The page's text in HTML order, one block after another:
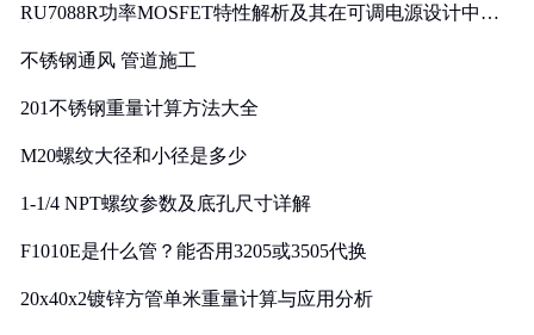
RU7088R功率MOSFET特性解析及其在可调电源设计中的
不锈钢通风 管道施工
201不锈钢重量计算方法大全
M20螺纹大径和小径是多少
1-1/4 NPT螺纹参数及底孔尺寸详解
F1010E是什么管？能否用3205或3505代换
20x40x2镀锌方管单米重量计算与应用分析